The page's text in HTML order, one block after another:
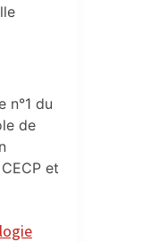
n°1 du
de
et